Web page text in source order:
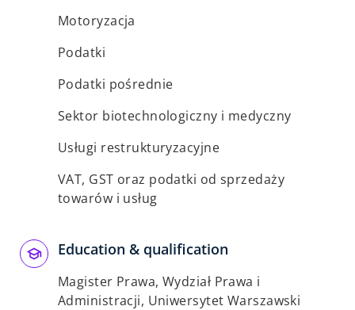
Motoryzacja
Podatki
Podatki pośrednie
Sektor biotechnologiczny i medyczny
Usługi restrukturyzacyjne
VAT, GST oraz podatki od sprzedaży
towarów i usług
Education & qualification
Magister Prawa, Wydział Prawa i
Administracji, Uniwersytet Warszawski